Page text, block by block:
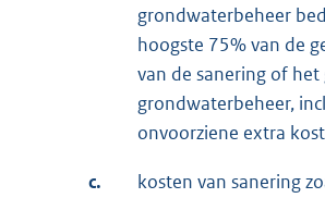
grondwaterbeheer
hoogste 75% van de
van de sanering of
grondwaterbeheer,
onvoorziene extra
c.
kosten van sanering